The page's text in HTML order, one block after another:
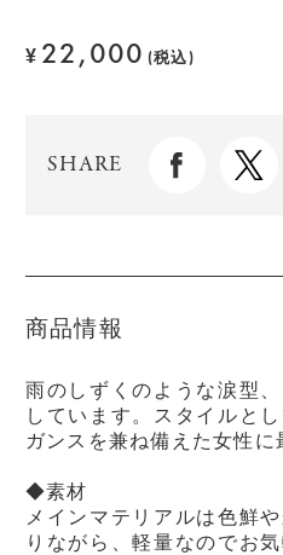
¥ 22,000 (税込)
SHARE
商品情報
雨のしずくのような涙型
しています。スタイルと
ガンスを兼ね備えた女性に
◆素材
メインマテリアルは色鮮
りながら、軽量なのでお